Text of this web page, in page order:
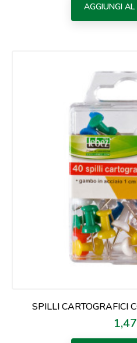
AGGIUNGI AL
SPILLI CARTOGRAFICI